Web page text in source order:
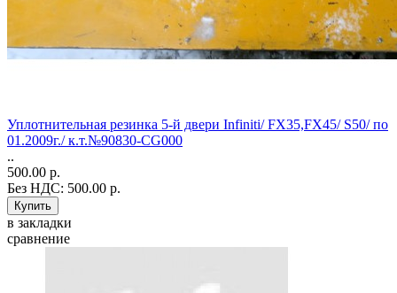
Уплотнительная резинка 5-й двери Infiniti/ FX35,FX45/ S50/ по
01.2009г./ к.т.№90830-CG000
..
500.00 р.
Без НДС: 500.00 р.
в закладки
сравнение